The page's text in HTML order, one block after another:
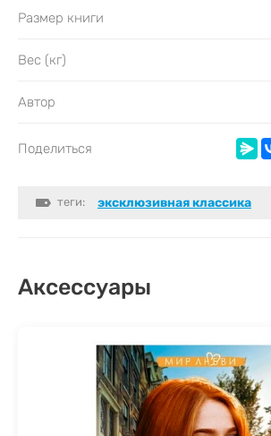
Размер книги
Вес (кг)
Автор
Поделиться
теги: эксклюзивная классика
Аксессуары